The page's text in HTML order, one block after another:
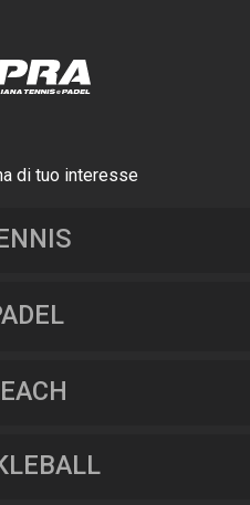
di tuo interesse